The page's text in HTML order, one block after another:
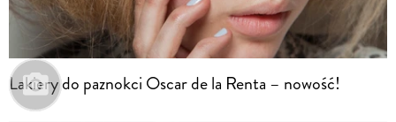
Lakiery do paznokci Oscar de la Renta – nowość!